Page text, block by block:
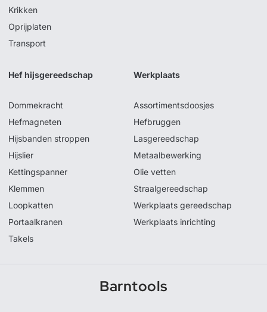
Krikken
Oprijplaten
Transport
Hef hijsgereedschap
Dommekracht
Hefmagneten
Hijsbanden stroppen
Hijslier
Kettingspanner
Klemmen
Loopkatten
Portaalkranen
Takels
Werkplaats
Assortimentsdoosjes
Hefbruggen
Lasgereedschap
Metaalbewerking
Olie vetten
Straalgereedschap
Werkplaats gereedschap
Werkplaats inrichting
Barntools